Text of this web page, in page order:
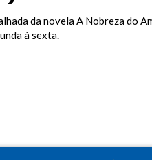
da novela A Nobreza do
à sexta.